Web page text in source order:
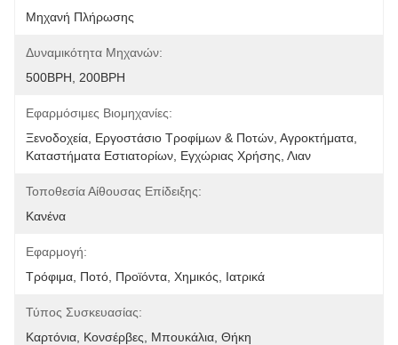
Μηχανή Πλήρωσης
Δυναμικότητα Μηχανών:
500BPH, 200BPH
Εφαρμόσιμες Βιομηχανίες:
Ξενοδοχεία, Εργοστάσιο Τροφίμων & Ποτών, Αγροκτήματα,
Καταστήματα Εστιατορίων, Εγχώριας Χρήσης, Λιαν
Τοποθεσία Αίθουσας Επίδειξης:
Κανένα
Εφαρμογή:
Τρόφιμα, Ποτό, Προϊόντα, Χημικός, Ιατρικά
Τύπος Συσκευασίας:
Καρτόνια, Κονσέρβες, Μπουκάλια, Θήκη